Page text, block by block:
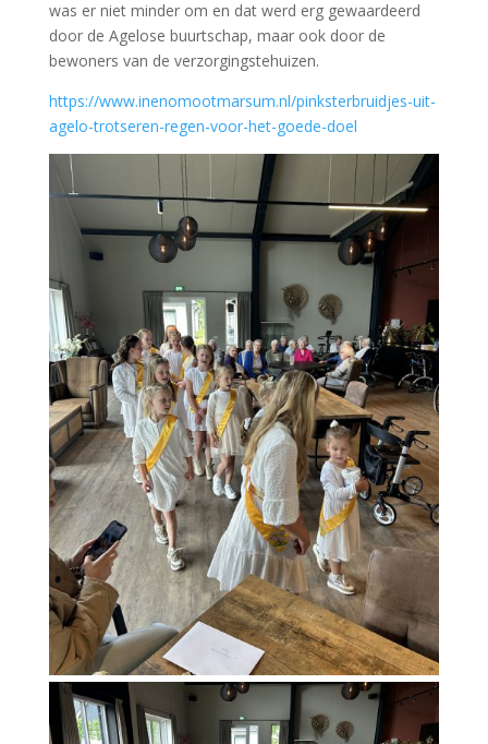
was er niet minder om en dat werd erg gewaardeerd
door de Agelose buurtschap, maar ook door de
bewoners van de verzorgingstehuizen.
https://www.inenomootmarsum.nl/pinksterbruidjes-uit-
agelo-trotseren-regen-voor-het-goede-doel